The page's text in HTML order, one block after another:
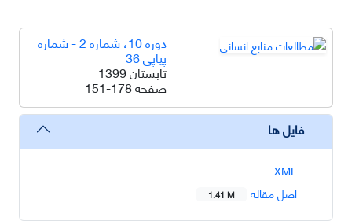
دوره 10، شماره 2 - شماره
پیاپی 36
تابستان 1399
صفحه151-178
فایل ها
XML
اصل مقاله
1.41 M